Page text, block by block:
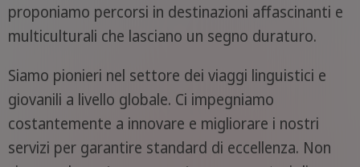
proponiamo percorsi in destinazioni affascinanti e
multiculturali che lasciano un segno duraturo.
Siamo pionieri nel settore dei viaggi linguistici e
giovanili a livello globale. Ci impegniamo
costantemente a innovare e migliorare i nostri
servizi per garantire standard di eccellenza. Non